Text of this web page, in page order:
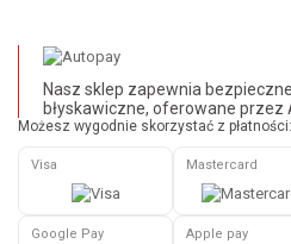
Nasz sklep zapewnia
błyskawiczne, oferowane przez
Możesz wygodnie skorzystać z płatności:
Visa Mastercard
Google Pay Apple pay